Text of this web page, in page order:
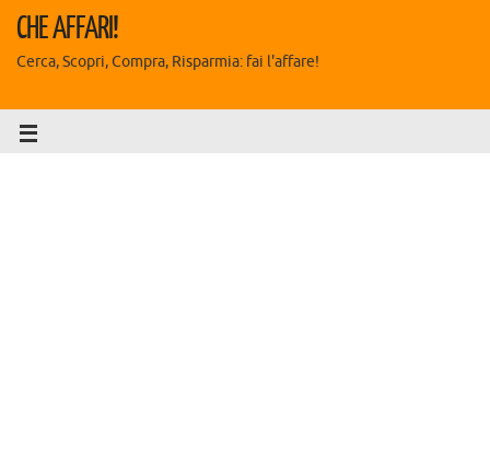
CHE AFFARI!
Cerca, Scopri, Compra, Risparmia: fai l'affare!